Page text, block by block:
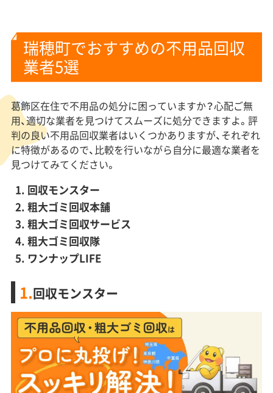
瑞穂町でおすすめの不用品回収
業者5選
葛飾区在住で不用品の処分に困っていますか？心配ご無
用、適切な業者を見つけてスムーズに処分できますよ。評
判の良い不用品回収業者はいくつかありますが、それぞれ
に特徴があるので、比較を行いながら自分に最適な業者を
見つけてみてください。
回収モンスター
粗大ゴミ回収本舗
粗大ゴミ回収サービス
粗大ゴミ回収隊
ワンナップLIFE
1.回収モンスター